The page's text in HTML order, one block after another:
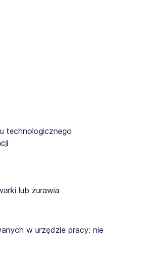
technologicznego
lub żurawia
w urzędzie pracy: nie